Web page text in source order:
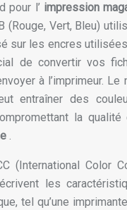
pour l’ impression
(Rouge, Vert, Bleu)
sur les encres utilisées
de convertir vos
à l’imprimeur.
entraîner des
la qualité
.
(International Color
les
tel qu’une